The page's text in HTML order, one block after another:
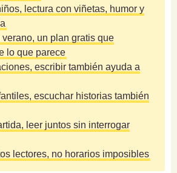
lectura con viñetas, humor y
un plan gratis que
lo que parece
escribir también ayuda a
escuchar historias también
leer juntos sin interrogar
lectores, no horarios imposibles